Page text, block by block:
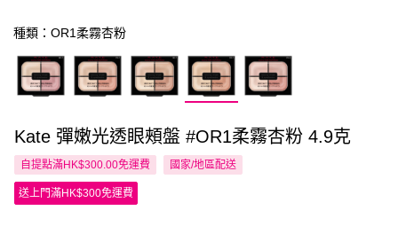
種類：OR1柔霧杏粉
Kate 彈嫩光透眼頰盤 #OR1柔霧杏粉 4.9克
自提點滿HK$300.00免運費 國家/地區配送
送上門滿HK$300免運費